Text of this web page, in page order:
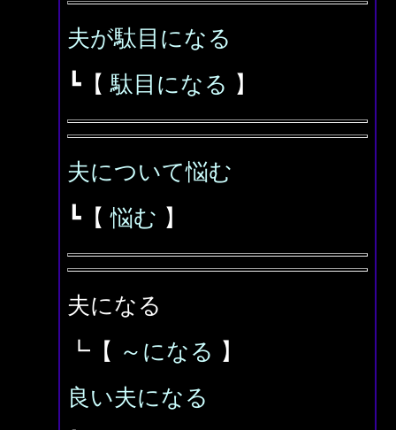
夫が駄目になる
┗【駄目になる 】
夫について悩む
┗【悩む 】
夫になる
┗【 ～になる 】
良い夫になる